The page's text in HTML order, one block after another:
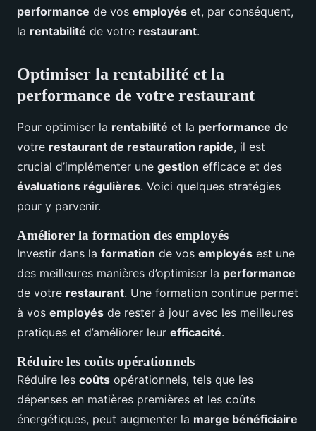
performance de vos employés et, par conséquent,
la rentabilité de votre restaurant.
Optimiser la rentabilité et la
performance de votre restaurant
Pour optimiser la rentabilité et la performance de
votre restaurant de restauration rapide, il est
crucial d’implémenter une gestion efficace et des
évaluations régulières. Voici quelques stratégies
pour y parvenir.
Améliorer la formation des employés
Investir dans la formation de vos employés est une
des meilleures manières d’optimiser la performance
de votre restaurant. Une formation continue permet
à vos employés de rester à jour avec les meilleures
pratiques et d’améliorer leur efficacité.
Réduire les coûts opérationnels
Réduire les coûts opérationnels, tels que les
dépenses en matières premières et les coûts
énergétiques, peut augmenter la marge bénéficiaire